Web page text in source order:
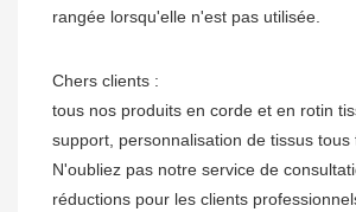
rangée lorsqu'elle n'est pas utilisée.
Chers clients :
tous nos produits en corde et en rotin
support, personnalisation de tissus tous
N'oubliez pas notre service de
réductions pour les clients